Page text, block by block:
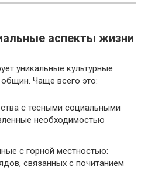
аспекты жизни
уникальные культурные
Чаще всего это:
с тесными социальными
необходимостью
с горной местностью:
связанных с почитанием